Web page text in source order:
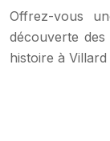
Offrez-vous
découverte
histoire à Villard